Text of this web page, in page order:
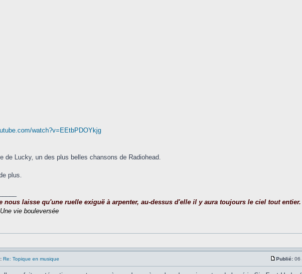
watch?v=EEtbPDOYkjg
de Lucky, un des plus belles chansons de Radiohead.
plus.
nous laisse qu'une ruelle exiguë à arpenter, au-dessus d'elle il y aura toujours le ciel tout entier.
Une vie bouleversée
Re: Topique en musique Publié:06